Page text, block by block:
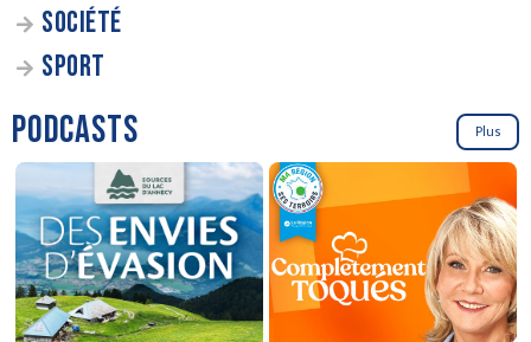
SOCIÉTÉ
SPORT
PODCASTS Plus